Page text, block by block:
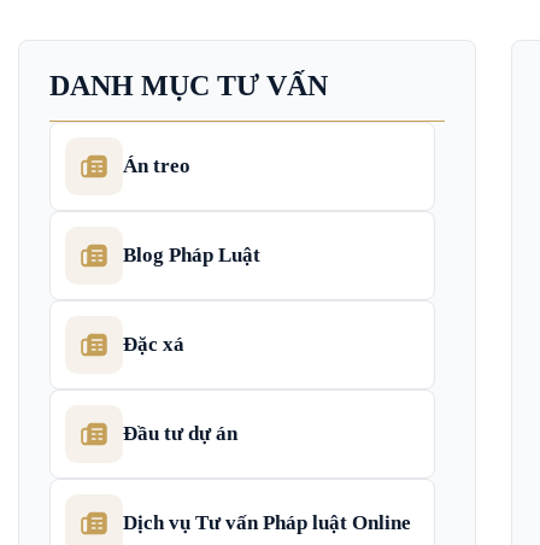
DANH MỤC TƯ VẤN
Án treo
Blog Pháp Luật
Đặc xá
Đầu tư dự án
Dịch vụ Tư vấn Pháp luật Online